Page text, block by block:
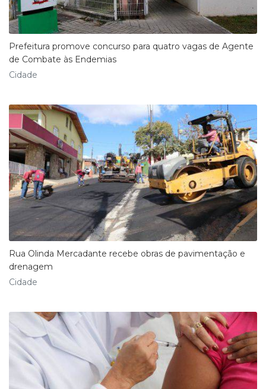
Prefeitura promove concurso para quatro vagas de Agente
de Combate às Endemias
Cidade
Rua Olinda Mercadante recebe obras de pavimentação e
drenagem
Cidade